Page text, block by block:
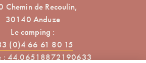
Chemin de Recoulin,
30140 Anduze
Le camping :
(0)4 66 61 80 15
: 44.06518872190633